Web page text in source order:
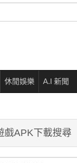
休閒娛樂 A.I 新聞
戲APK下載搜尋